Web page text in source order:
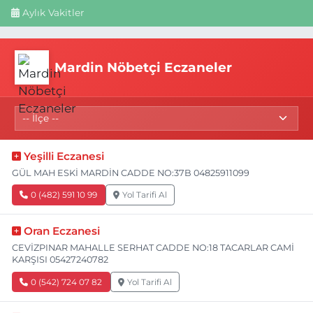
Aylık Vakitler
Mardin Nöbetçi Eczaneler
Yeşilli Eczanesi
GÜL MAH ESKİ MARDİN CADDE NO:37B 04825911099
0 (482) 591 10 99 Yol Tarifi Al
Oran Eczanesi
CEVİZPINAR MAHALLE SERHAT CADDE NO:18 TACARLAR CAMİ
KARŞISI 05427240782
0 (542) 724 07 82 Yol Tarifi Al